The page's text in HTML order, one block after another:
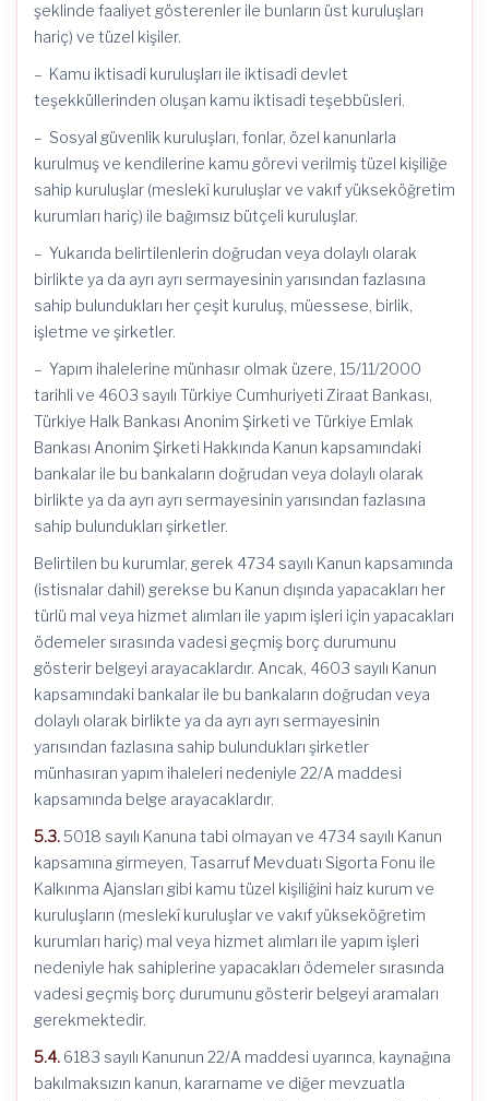
şeklinde faaliyet gösterenler ile bunların üst kuruluşları
hariç) ve tüzel kişiler.
– Kamu iktisadi kuruluşları ile iktisadi devlet
teşekküllerinden oluşan kamu iktisadi teşebbüsleri.
– Sosyal güvenlik kuruluşları, fonlar, özel kanunlarla
kurulmuş ve kendilerine kamu görevi verilmiş tüzel kişiliğe
sahip kuruluşlar (meslekî kuruluşlar ve vakıf yükseköğretim
kurumları hariç) ile bağımsız bütçeli kuruluşlar.
– Yukarıda belirtilenlerin doğrudan veya dolaylı olarak
birlikte ya da ayrı ayrı sermayesinin yarısından fazlasına
sahip bulundukları her çeşit kuruluş, müessese, birlik,
işletme ve şirketler.
– Yapım ihalelerine münhasır olmak üzere, 15/11/2000
tarihli ve 4603 sayılı Türkiye Cumhuriyeti Ziraat Bankası,
Türkiye Halk Bankası Anonim Şirketi ve Türkiye Emlak
Bankası Anonim Şirketi Hakkında Kanun kapsamındaki
bankalar ile bu bankaların doğrudan veya dolaylı olarak
birlikte ya da ayrı ayrı sermayesinin yarısından fazlasına
sahip bulundukları şirketler.
Belirtilen bu kurumlar, gerek 4734 sayılı Kanun kapsamında
(istisnalar dahil) gerekse bu Kanun dışında yapacakları her
türlü mal veya hizmet alımları ile yapım işleri için yapacakları
ödemeler sırasında vadesi geçmiş borç durumunu
gösterir belgeyi arayacaklardır. Ancak, 4603 sayılı Kanun
kapsamındaki bankalar ile bu bankaların doğrudan veya
dolaylı olarak birlikte ya da ayrı ayrı sermayesinin
yarısından fazlasına sahip bulundukları şirketler
münhasıran yapım ihaleleri nedeniyle 22/A maddesi
kapsamında belge arayacaklardır.
5.3.5018 sayılı Kanuna tabi olmayan ve 4734 sayılı Kanun
kapsamına girmeyen, Tasarruf Mevduatı Sigorta Fonu ile
Kalkınma Ajansları gibi kamu tüzel kişiliğini haiz kurum ve
kuruluşların (meslekî kuruluşlar ve vakıf yükseköğretim
kurumları hariç) mal veya hizmet alımları ile yapım işleri
nedeniyle hak sahiplerine yapacakları ödemeler sırasında
vadesi geçmiş borç durumunu gösterir belgeyi aramaları
gerekmektedir.
5.4. 6183 sayılı Kanunun 22/A maddesi uyarınca, kaynağına
bakılmaksızın kanun, kararname ve diğer mevzuatla